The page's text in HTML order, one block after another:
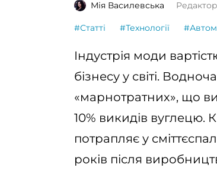
Мія Василевська
#Статті #Технології
Індустрія моди
бізнесу у світі.
«марнотратних», що
10% викидів вуглецю.
потрапляє у
років після